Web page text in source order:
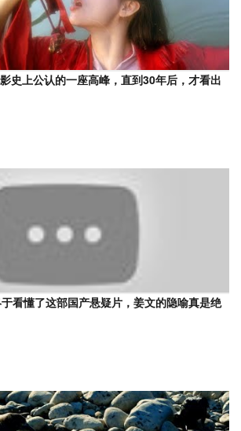
史上公认的一座高峰，直到30年后，才看出
于看懂了这部国产悬疑片，姜文的隐喻真是绝